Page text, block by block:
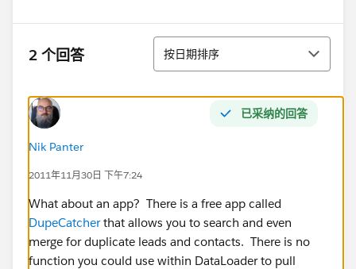
2 个回答 排序
按日期排序
已采纳的回答
Nik Panter
2011年11月30日 下午7:24
What about an app? There is a free app called
DupeCatcherthat allows you to search and even
merge for duplicate leads and contacts. There is no
function you could use within DataLoader to pull